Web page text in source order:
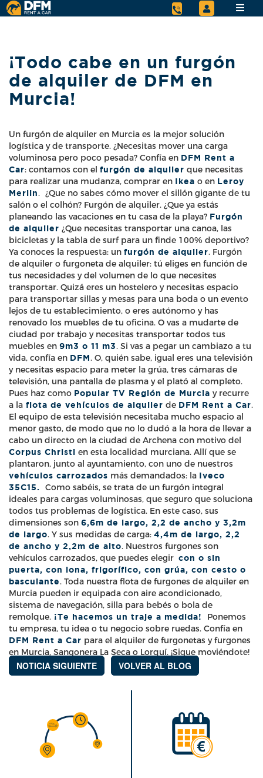
¡Todo cabe en un furgón
de alquiler de DFM en
Murcia!
Un furgón de alquiler en Murcia es la mejor solución
logística y de transporte. ¿Necesitas mover una carga
voluminosa pero poco pesada? Confía en DFM Rent a
Car: contamos con el furgón de alquiler que necesitas
para realizar una mudanza, comprar en Ikea o en Leroy
Merlin. ¿Que no sabes cómo mover el sillón gigante de tu
salón o el colhón? Furgón de alquiler. ¿Que ya estás
planeando las vacaciones en tu casa de la playa? Furgón
de alquiler ¿Que necesitas transportar una canoa, las
bicicletas y la tabla de surf para un finde 100% deportivo?
Ya conoces la respuesta: un furgón de alquiler. Furgón
de alquiler o furgoneta de alquiler: tú eliges en función de
tus necesidades y del volumen de lo que necesites
transportar. Quizá eres un hostelero y necesitas espacio
para transportar sillas y mesas para una boda o un evento
lejos de tu establecimiento, o eres autónomo y has
renovado los muebles de tu oficina. O vas a mudarte de
ciudad por trabajo y necesitas transportar todos tus
muebles en 9m3 o 11 m3. Si vas a pegar un cambiazo a tu
vida, confía en DFM. O, quién sabe, igual eres una televisión
y necesitas espacio para meter la grúa, tres cámaras de
televisión, una pantalla de plasma y el plató al completo.
Pues haz como Popular TV Región de Murcia y recurre
a la flota de vehículos de alquiler de DFM Rent a Car.
El equipo de esta televisión necesitaba mucho espacio al
menor gasto, de modo que no lo dudó a la hora de llevar a
cabo un directo en la ciudad de Archena con motivo del
Corpus Christi en esta localidad murciana. Allí que se
plantaron, junto al ayuntamiento, con uno de nuestros
vehículos carrozados más demandados: la Iveco
35C15. Como sabéis, se trata de un furgón integral
ideales para cargas voluminosas, que seguro que soluciona
todos tus problemas de logística. En este caso, sus
dimensiones son 6,6m de largo, 2,2 de ancho y 3,2m
de largo. Y sus medidas de carga: 4,4m de largo, 2,2
de ancho y 2,2m de alto. Nuestros furgones son
vehículos carrozados, que puedes elegir con o sin
puerta, con lona, frigorífico, con grúa, con cesto o
basculante. Toda nuestra flota de furgones de alquiler en
Murcia pueden ir equipada con aire acondicionado,
sistema de navegación, silla para bebés o bola de
remolque. ¡Te hacemos un traje a medida!
Ponemos
tu empresa, tu idea o tu negocio sobre ruedas. Confía en
DFM Rent a Car para el alquiler de furgonetas y furgones
en Murcia, Sangonera La Seca o Lorquí. ¡Sigue moviéndote!
NOTICIA SIGUIENTE VOLVER AL BLOG